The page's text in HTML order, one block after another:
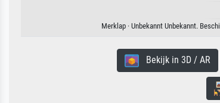
Merklap · Unbekannt Unbekannt.
Bekijk in 3D / AR